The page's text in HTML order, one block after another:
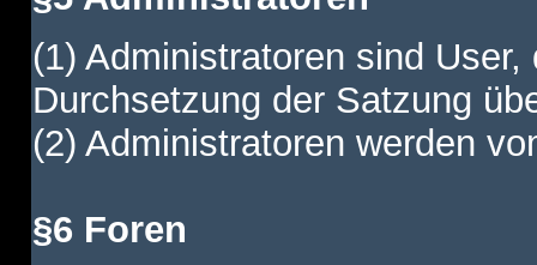
(1) Administratoren sind
Durchsetzung der Satzung
(2) Administratoren werden
§6 Foren